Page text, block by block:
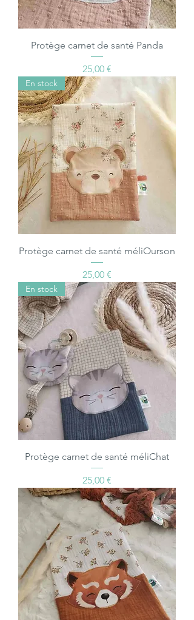
Protège carnet de santé Panda
Prix
25,00 €
En stock
Protège carnet de santé méliOurson
Prix
25,00 €
En stock
Protège carnet de santé méliChat
Prix
25,00 €